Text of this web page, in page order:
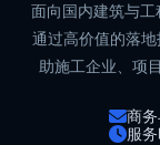
面向国内建筑与
通过高价值的落
助施工企业、项
商
服